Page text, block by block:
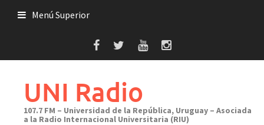
Menú Superior
UNI Radio
107.7 FM – Universidad de la República, Uruguay – Asociada
a la Radio Internacional Universitaria (RIU)